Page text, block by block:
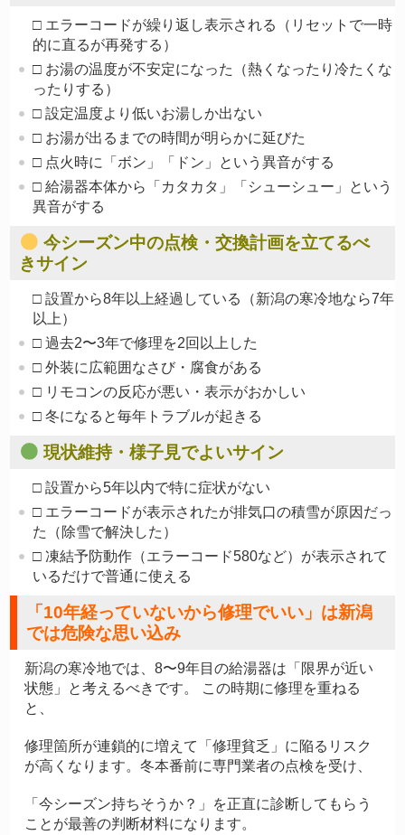
□ エラーコードが繰り返し表示される（リセットで一時
的に直るが再発する）
□ お湯の温度が不安定になった（熱くなったり冷たくな
ったりする）
□ 設定温度より低いお湯しか出ない
□ お湯が出るまでの時間が明らかに延びた
□ 点火時に「ボン」「ドン」という異音がする
□ 給湯器本体から「カタカタ」「シューシュー」という
異音がする
今シーズン中の点検・交換計画を立てるべ
きサイン
□ 設置から8年以上経過している（新潟の寒冷地なら7年
以上）
□ 過去2〜3年で修理を2回以上した
□ 外装に広範囲なさび・腐食がある
□ リモコンの反応が悪い・表示がおかしい
□ 冬になると毎年トラブルが起きる
現状維持・様子見でよいサイン
□ 設置から5年以内で特に症状がない
□ エラーコードが表示されたが排気口の積雪が原因だっ
た（除雪で解決した）
□ 凍結予防動作（エラーコード580など）が表示されて
いるだけで普通に使える
「10年経っていないから修理でいい」は新潟
では危険な思い込み
新潟の寒冷地では、8〜9年目の給湯器は「限界が近い
状態」と考えるべきです。
この時期に修理を重ねる
と、
修理箇所が連鎖的に増えて「修理貧乏」に陥るリスク
が高くなります。冬本番前に専門業者の点検を受け、
「今シーズン持ちそうか？」を正直に診断してもらう
ことが最善の判断材料になります。